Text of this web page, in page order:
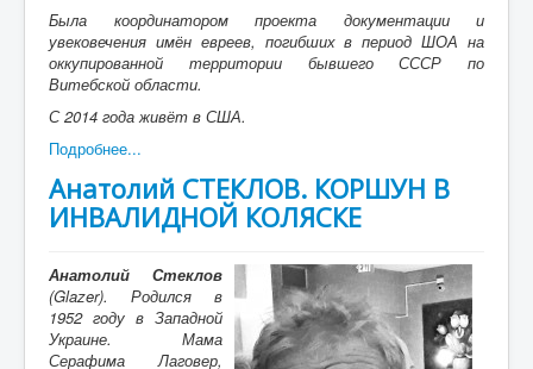
Была координатором проекта документации и
увековечения имён евреев, погибших в период ШОА на
оккупированной территории бывшего СССР по
Витебской области.
С 2014 года живёт в США.
Подробнее...
Анатолий СТЕКЛОВ. КОРШУН В
ИНВАЛИДНОЙ КОЛЯСКЕ
Анатолий Стеклов
(Glazer). Родился в
1952 году в Западной
Украине. Мама
Серафима Лаговер,